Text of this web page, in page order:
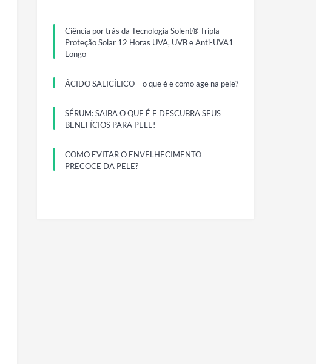
Ciência por trás da Tecnologia Solent® Tripla
Proteção Solar 12 Horas UVA, UVB e Anti-UVA1
Longo
ÁCIDO SALICÍLICO – o que é e como age na pele?
SÉRUM: SAIBA O QUE É E DESCUBRA SEUS
BENEFÍCIOS PARA PELE!
COMO EVITAR O ENVELHECIMENTO
PRECOCE DA PELE?